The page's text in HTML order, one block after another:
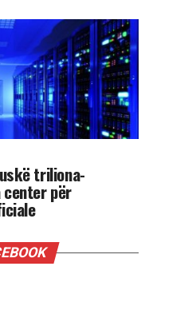
triliona-
për